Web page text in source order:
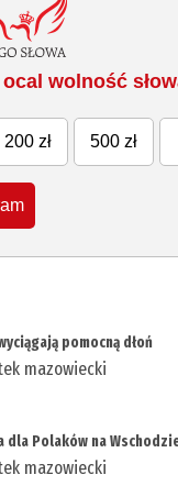
wolność
200 zł 500 zł
pomocną dłoń
mazowiecki
dla Polaków na
mazowiecki